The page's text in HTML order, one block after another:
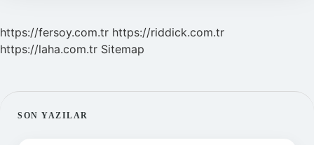
https://fersoy.com.tr https://riddick.com.tr
https://laha.com.tr Sitemap
SIDEBAR
SON YAZILAR